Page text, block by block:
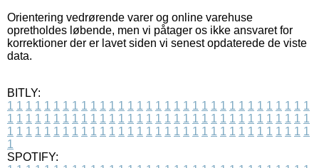
Orientering vedrørende varer og online varehuse
opretholdes løbende, men vi påtager os ikke ansvaret for
korrektioner der er lavet siden vi senest opdaterede de viste
data.
BITLY:
1 1 1 1 1 1 1 1 1 1 1 1 1 1 1 1 1 1 1 1 1 1 1 1 1 1 1 1 1 1 1 1 1
1 1 1 1 1 1 1 1 1 1 1 1 1 1 1 1 1 1 1 1 1 1 1 1 1 1 1 1 1 1 1 1 1
1 1 1 1 1 1 1 1 1 1 1 1 1 1 1 1 1 1 1 1 1 1 1 1 1 1 1 1 1 1 1 1 1
1
SPOTIFY: